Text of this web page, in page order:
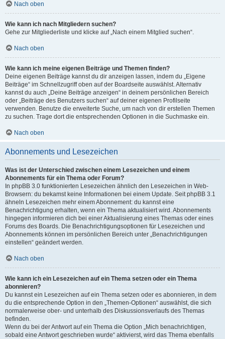
Nach oben
Wie kann ich nach Mitgliedern suchen?
Gehe zur Mitgliederliste und klicke auf „Nach einem Mitglied suchen“.
Nach oben
Wie kann ich meine eigenen Beiträge und Themen finden?
Deine eigenen Beiträge kannst du dir anzeigen lassen, indem du „Eigene
Beiträge“ im Schnellzugriff oben auf der Boardseite auswählst. Alternativ
kannst du auch „Deine Beiträge anzeigen“ in deinem persönlichen Bereich
oder „Beiträge des Benutzers suchen“ auf deiner eigenen Profilseite
verwenden. Benutze die erweiterte Suche, um nach von dir erstellen Themen
zu suchen. Trage dort die entsprechenden Optionen in die Suchmaske ein.
Nach oben
Abonnements und Lesezeichen
Was ist der Unterschied zwischen einem Lesezeichen und einem
Abonnements für ein Thema oder Forum?
In phpBB 3.0 funktionierten Lesezeichen ähnlich den Lesezeichen in Web-
Browsern: du bekamst keine Informationen bei einem Update. Seit phpBB 3.1
ähneln Lesezeichen mehr einem Abonnement: du kannst eine
Benachrichtigung erhalten, wenn ein Thema aktualisiert wird. Abonnements
hingegen informieren dich bei einer Aktualisierung eines Themas oder eines
Forums des Boards. Die Benachrichtigungsoptionen für Lesezeichen und
Abonnements können im persönlichen Bereich unter „Benachrichtigungen
einstellen“ geändert werden.
Nach oben
Wie kann ich ein Lesezeichen auf ein Thema setzen oder ein Thema
abonnieren?
Du kannst ein Lesezeichen auf ein Thema setzen oder es abonnieren, in dem
du die entsprechende Option in den „Themen-Optionen“ auswählst, die sich
normalerweise ober- und unterhalb des Diskussionsverlaufs des Themas
befinden.
Wenn du bei der Antwort auf ein Thema die Option „Mich benachrichtigen,
sobald eine Antwort geschrieben wurde“ aktivierst, wird das Thema ebenfalls